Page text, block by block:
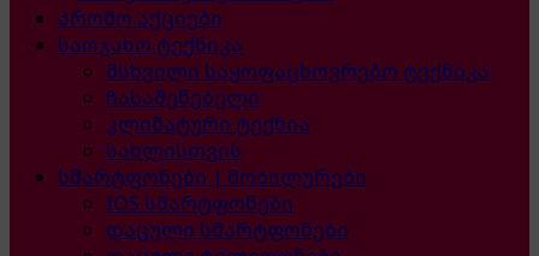
პრომო აქციები
საოჯახო ტექნიკა
მსხვილი საყოფაცხოვრებო ტექნიკა
ჩასაშენებელი
კლიმატური ტექნია
სახლისთვის
სმარტფონები | მობილურები
IOS სმარტფონები
დაცული სმარტფონები